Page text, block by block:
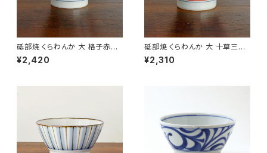
砥部焼 くらわんか 大 格子赤梅
笹 梅山窯 愛媛県【ご飯茶碗】
【飯碗】【伝統工芸品】【民藝品】
¥2,420
砥部焼 くらわんか 大 十草三つ
紋 梅山窯 愛媛県【ご飯茶碗】
【飯碗】【伝統工芸品】【民藝品】
¥2,310